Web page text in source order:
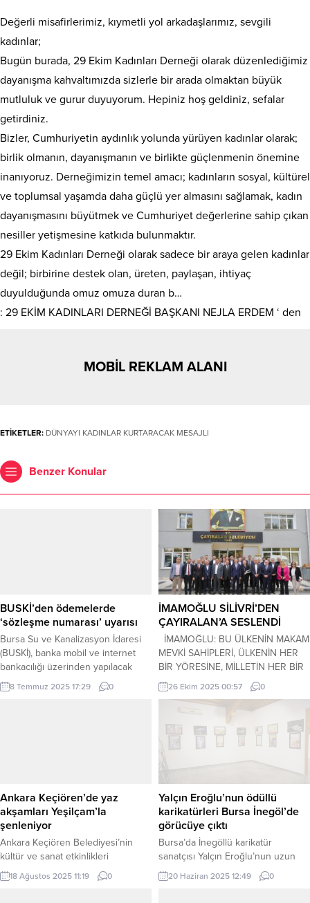
Değerli misafirlerimiz, kıymetli yol arkadaşlarımız, sevgili
kadınlar;
Bugün burada, 29 Ekim Kadınları Derneği olarak düzenlediğimiz
dayanışma kahvaltımızda sizlerle bir arada olmaktan büyük
mutluluk ve gurur duyuyorum. Hepiniz hoş geldiniz, sefalar
getirdiniz.
Bizler, Cumhuriyetin aydınlık yolunda yürüyen kadınlar olarak;
birlik olmanın, dayanışmanın ve birlikte güçlenmenin önemine
inanıyoruz. Derneğimizin temel amacı; kadınların sosyal, kültürel
ve toplumsal yaşamda daha güçlü yer almasını sağlamak, kadın
dayanışmasını büyütmek ve Cumhuriyet değerlerine sahip çıkan
nesiller yetişmesine katkıda bulunmaktır.
29 Ekim Kadınları Derneği olarak sadece bir araya gelen kadınlar
değil; birbirine destek olan, üreten, paylaşan, ihtiyaç
duyulduğunda omuz omuza duran b…
: 29 EKİM KADINLARI DERNEĞİ BAŞKANI NEJLA ERDEM ‘ den
MOBİL REKLAM ALANI
ETİKETLER: DÜNYAYI KADINLAR KURTARACAK MESAJLI
Benzer Konular
BUSKİ’den ödemelerde
‘sözleşme numarası’ uyarısı
Bursa Su ve Kanalizasyon İdaresi
(BUSKİ), banka mobil ve internet
bankacılığı üzerinden yapılacak
ödemelerde sözleşme numarasının
kullanılması gerektiğini duyurdu.
açıklamada, banka mobil ve internet
bankacılığı...
8 Temmuz 2025 17:29 0
İMAMOĞLU SİLİVRİ’DEN
ÇAYIRALAN’A SESLENDİ
İMAMOĞLU: BU ÜLKENİN MAKAM
MEVKİ SAHİPLERİ, ÜLKENİN HER
BİR YÖRESİNE, MİLLETİN HER BİR
FERDİNE, ‘BİZDEN–ONLARDAN’
DİYE AYIRMADAN HİZMET ETMEYE
MECBURDUR ADLİYELERİNDE
ADALET DAĞITILDIĞINA
İNANILMAYAN BİR ÜLKEDE HUZUR
OLMAZ MİLLETİMİZ SANDIKTA EN
DOĞRUSUNU YAPACAK VE
KÖKÜNDEN ÇÖZECEK Seçilmiş İBB
Başkanı Ekrem İmamoğlu, Yozgat’a
bağlı Çayıralan’ın önceki dönem...
26 Ekim 2025 00:57 0
Ankara Keçiören’de yaz
akşamları Yeşilçam’la
şenleniyor
Ankara Keçiören Belediyesi’nin
kültür ve sanat etkinlikleri
kapsamında düzenlediği açık hava
sinema gösterimleri, ilçe sakinlerini
18 Ağustos 2025 11:19 0
Yalçın Eroğlu’nun ödüllü
karikatürleri Bursa İnegöl’de
görücüye çıktı
Bursa’da İnegöllü karikatür
sanatçısı Yalçın Eroğlu’nun uzun
yıllar boyunca büyük emeklerle
hazırladığı, çeşitli ulusal ve
20 Haziran 2025 12:49 0